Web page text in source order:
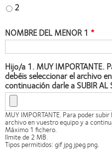
2
NOMBRE DEL MENOR 1
Hijo/a 1. MUY IMPORTANTE.
debéis seleccionar el archivo
continuación darle a SUBIR AL
MUY IMPORTANTE. Para poder
archivo en vuestro equipo y a
Máximo 1 fichero.
límite de 2 MB.
Tipos permitidos: gif jpg jpeg png.